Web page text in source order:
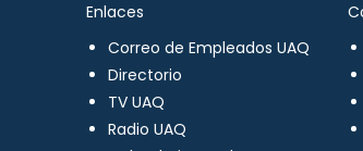
Enlaces
Correo de Empleados UAQ
Directorio
TV UAQ
Radio UAQ